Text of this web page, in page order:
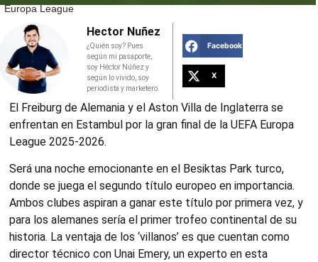
Europa League
Hector Nuñez
¿Quién soy? Pues
según mi pasaporte,
soy Héctor Núñez y
según lo vivido, soy
periodista y marketero.
Facebook
X
El Freiburg de Alemania y el Aston Villa de Inglaterra se
enfrentan en Estambul por la gran final de la UEFA Europa
League 2025-2026.
Será una noche emocionante en el Besiktas Park turco,
donde se juega el segundo título europeo en importancia.
Ambos clubes aspiran a ganar este título por primera vez, y
para los alemanes sería el primer trofeo continental de su
historia. La ventaja de los ‘villanos’ es que cuentan como
director técnico con Unai Emery, un experto en esta